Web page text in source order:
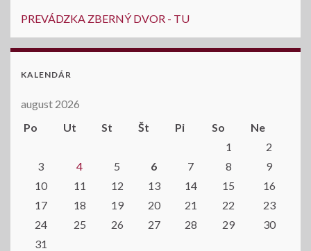
PREVÁDZKA ZBERNÝ DVOR - TU
KALENDÁR
august 2026
Po
Ut St Št Pi So
Ne
1
2
3
4 5 6 7 8
9
10
11 12 13 14 15
16
17
18 19 20 21 22
23
24
25 26 27 28 29
30
31